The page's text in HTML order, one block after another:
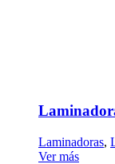
Laminadoras,
Ver más